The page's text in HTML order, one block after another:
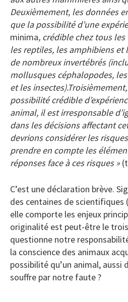
Deuxièmement, les données
que la possibilité d’une
minima, crédible chez tous
les reptiles, les amphibiens et
de nombreux invertébrés
mollusques céphalopodes,
et les
possibilité crédible
animal, il est irresponsable
dans les décisions affectant
devrions considérer les
prendre en compte les
réponses face à ces risques »
C’est une déclaration brève.
des centaines de scientifiques
elle comporte les enjeux
originalité est peut-être le
questionne notre
la conscience des animaux
possibilité qu’un animal,
souffre par notre faute ?